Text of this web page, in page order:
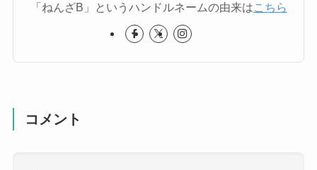
「ねんざB」というハンドルネームの由来はこちら
コメント